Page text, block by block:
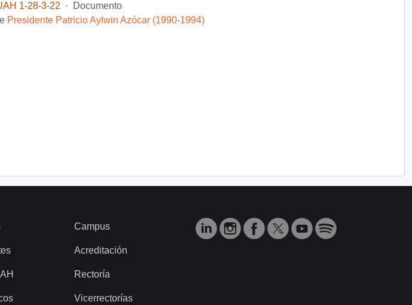
1-28-3-22
·
Documento
Presidente Patricio Aylwin Azócar (1990-1994)
Campus
Acreditación
Rectoría
Vicerrectorías